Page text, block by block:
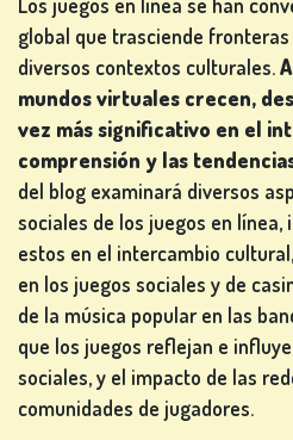
JUEGOS
CASINO
JUEGOS
DE
CARTAS
global que trasciende
diversos contextos culturales.
mundos virtuales crecen,
vez más significativo en el
comprensión y las
del blog examinará diversos
sociales de los juegos en línea,
estos en el intercambio
en los juegos sociales y de
de la música popular en las
que los juegos reflejan e
sociales, y el impacto de las
comunidades de jugadores.